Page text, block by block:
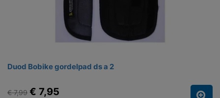
Duod Bobike gordelpad ds a 2
€ 7,99 € 7,95